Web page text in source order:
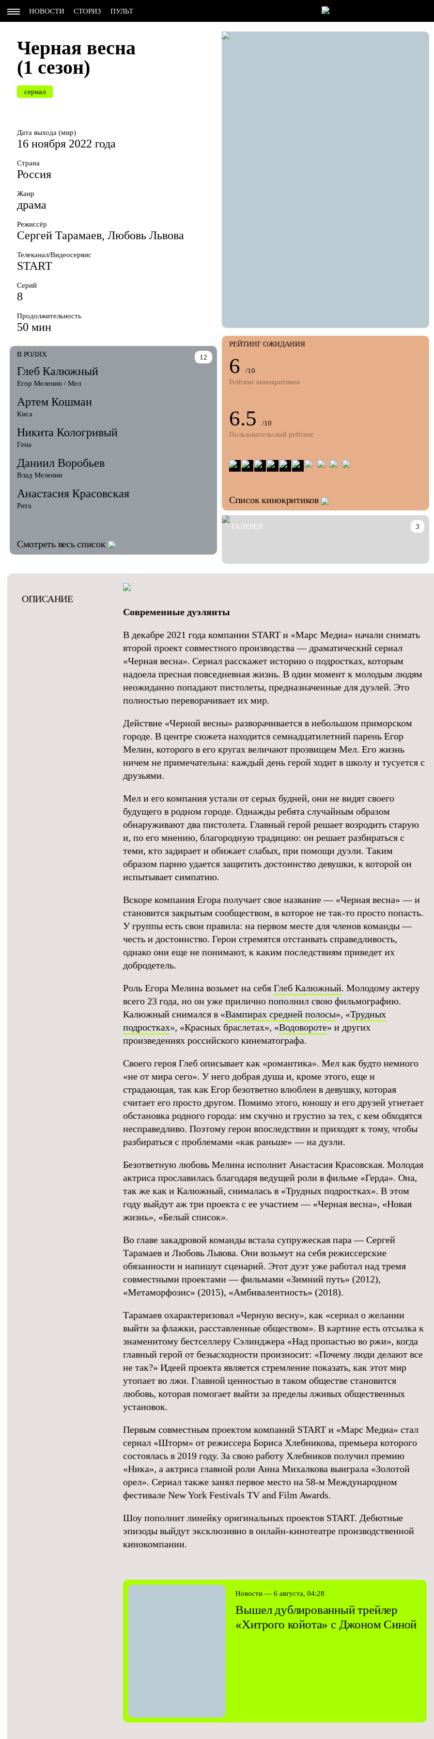
НОВОСТИ СТОРИЗ ПУЛЬТ
Черная весна
(1 сезон)
сериал
Дата выхода (мир)
16 ноября 2022 года
Страна
Россия
Жанр
драма
Режиссёр
Сергей Тарамаев, Любовь Львова
Телеканал/Видеосервис
START
Серий
8
Продолжительность
50 мин
12
В РОЛЯХ
Глеб Калюжный
Егор Меленин / Мел
Артем Кошман
Киса
Никита Кологривый
Гена
Даниил Воробьев
Влад Меленин
Анастасия Красовская
Рита
Смотреть весь список
РЕЙТИНГ ОЖИДАНИЯ
6
/10
Рейтинг кинокритиков
6.5
/10
Пользовательский рейтинг
Список кинокритиков
ГАЛЕРЕЯ 3
ОПИСАНИЕ
Современные дуэлянты
В декабре 2021 года компании START и «Марс Медиа» начали снимать
второй проект совместного производства — драматический сериал
«Черная весна». Сериал расскажет историю о подростках, которым
надоела пресная повседневная жизнь. В один момент к молодым людям
неожиданно попадают пистолеты, предназначенные для дуэлей. Это
полностью переворачивает их мир.
Действие «Черной весны» разворачивается в небольшом приморском
городе. В центре сюжета находится семнадцатилетний парень Егор
Мелин, которого в его кругах величают прозвищем Мел. Его жизнь
ничем не примечательна: каждый день герой ходит в школу и тусуется с
друзьями.
Мел и его компания устали от серых будней, они не видят своего
будущего в родном городе. Однажды ребята случайным образом
обнаруживают два пистолета. Главный герой решает возродить старую
и, по его мнению, благородную традицию: он решает разбираться с
теми, кто задирает и обижает слабых, при помощи дуэли. Таким
образом парню удается защитить достоинство девушки, к которой он
испытывает симпатию.
Вскоре компания Егора получает свое название — «Черная весна» — и
становится закрытым сообществом, в которое не так-то просто попасть.
У группы есть свои правила: на первом месте для членов команды —
честь и достоинство. Герои стремятся отстаивать справедливость,
однако они еще не понимают, к каким последствиям приведет их
добродетель.
Роль Егора Мелина возьмет на себя Глеб Калюжный. Молодому актеру
всего 23 года, но он уже прилично пополнил свою фильмографию.
Калюжный снимался в «Вампирах средней полосы», «Трудных
подростках», «Красных браслетах», «Водовороте» и других
произведениях российского кинематографа.
Своего героя Глеб описывает как «романтика». Мел как будто немного
«не от мира сего». У него добрая душа и, кроме этого, еще и
страдающая, так как Егор безответно влюблен в девушку, которая
считает его просто другом. Помимо этого, юношу и его друзей угнетает
обстановка родного города: им скучно и грустно за тех, с кем обходятся
несправедливо. Поэтому герои впоследствии и приходят к тому, чтобы
разбираться с проблемами «как раньше» — на дуэли.
Безответную любовь Мелина исполнит Анастасия Красовская. Молодая
актриса прославилась благодаря ведущей роли в фильме «Герда». Она,
так же как и Калюжный, снималась в «Трудных подростках». В этом
году выйдут аж три проекта с ее участием — «Черная весна», «Новая
жизнь», «Белый список».
Во главе закадровой команды встала супружеская пара — Сергей
Тарамаев и Любовь Львова. Они возьмут на себя режиссерские
обязанности и напишут сценарий. Этот дуэт уже работал над тремя
совместными проектами — фильмами «Зимний путь» (2012),
«Метаморфозис» (2015), «Амбивалентность» (2018).
Тарамаев охарактеризовал «Черную весну», как «сериал о желании
выйти за флажки, расставленные обществом». В картине есть отсылка к
знаменитому бестселлеру Сэлинджера «Над пропастью во ржи», когда
главный герой от безысходности произносит: «Почему люди делают все
не так?» Идеей проекта является стремление показать, как этот мир
утопает во лжи. Главной ценностью в таком обществе становится
любовь, которая помогает выйти за пределы лживых общественных
установок.
Первым совместным проектом компаний START и «Марс Медиа» стал
сериал «Шторм» от режиссера Бориса Хлебникова, премьера которого
состоялась в 2019 году. За свою работу Хлебников получил премию
«Ника», а актриса главной роли Анна Михалкова выиграла «Золотой
орел». Сериал также занял первое место на 58-м Международном
фестивале New York Festivals TV and Film Awards.
Шоу пополнит линейку оригинальных проектов START. Дебютные
эпизоды выйдут эксклюзивно в онлайн-кинотеатре производственной
кинокомпании.
Новости — 6 августа, 04:28
Вышел дублированный трейлер
«Хитрого койота» с Джоном Синой